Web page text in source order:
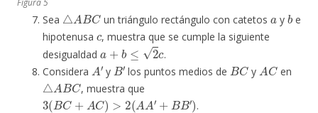
Figura 5
Sea
△ ABC
un triángulo rectángulo con catetos y
b
e
hipotenusa
c
, muestra que se cumple la siguiente
desigualdad
a +b≤2c
.
Considera
A′
y
B′
los puntos medios de
BC
y
A C
en
△ABC
, muestra que
3(BC+A C)>2(AA′+B B′)
.